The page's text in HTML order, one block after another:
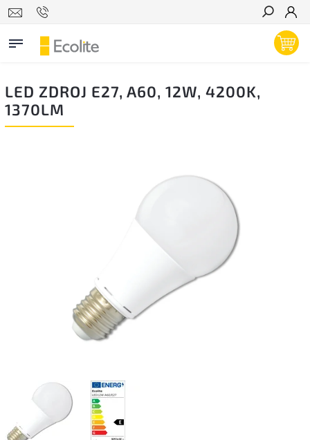
Hľadať
LED ZDROJ E27, A60, 12W, 4200K,
1370LM